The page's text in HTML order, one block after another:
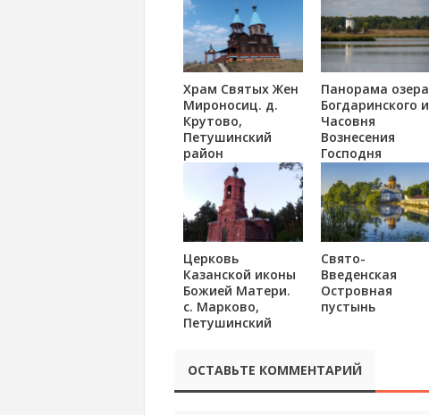
Храм Святых Жен
Мироносиц. д.
Крутово,
Петушинский
район
Панорама озера
Богдаринского и
Часовня
Вознесения
Господня
Церковь
Казанской иконы
Божией Матери.
с. Марково,
Петушинский
Свято-
Введенская
Островная
пустынь
ОСТАВЬТЕ КОММЕНТАРИЙ